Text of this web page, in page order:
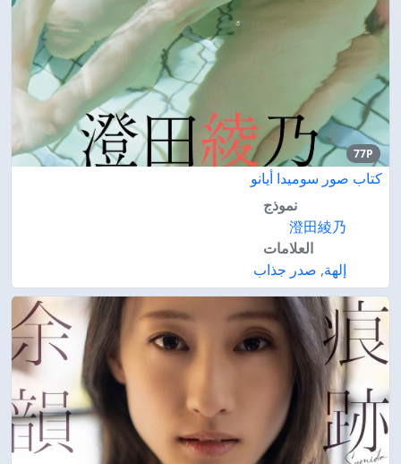
77P
كتاب صور سوميدا أيانو
نموذج
澄田綾乃
العلامات
إلهة, صدر جذاب